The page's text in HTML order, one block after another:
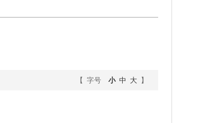
【 字号 小 中 大】